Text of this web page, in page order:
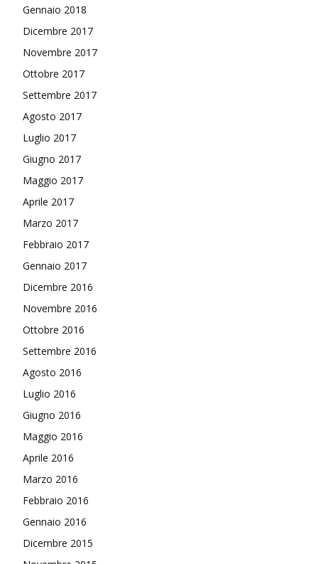
Gennaio 2018
Dicembre 2017
Novembre 2017
Ottobre 2017
Settembre 2017
Agosto 2017
Luglio 2017
Giugno 2017
Maggio 2017
Aprile 2017
Marzo 2017
Febbraio 2017
Gennaio 2017
Dicembre 2016
Novembre 2016
Ottobre 2016
Settembre 2016
Agosto 2016
Luglio 2016
Giugno 2016
Maggio 2016
Aprile 2016
Marzo 2016
Febbraio 2016
Gennaio 2016
Dicembre 2015